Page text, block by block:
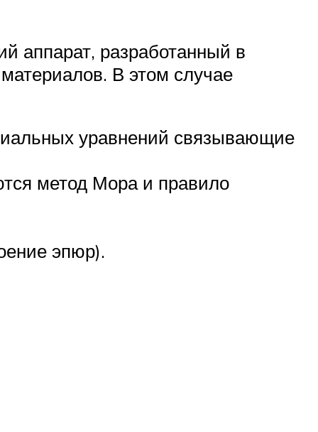
аппарат, разработанный в
В этом случае
уравнений связывающие
метод Мора и правило
эпюр).